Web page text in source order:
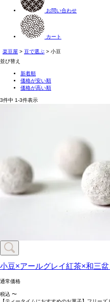
お問い合わせ
カート
楽豆屋 豆で選ぶ
小豆
並び替え
新着順
価格が安い順
価格が高い順
3件中 1-3件表示
小豆×アールグレイ紅茶×和三盆
通常価格
税込 〜